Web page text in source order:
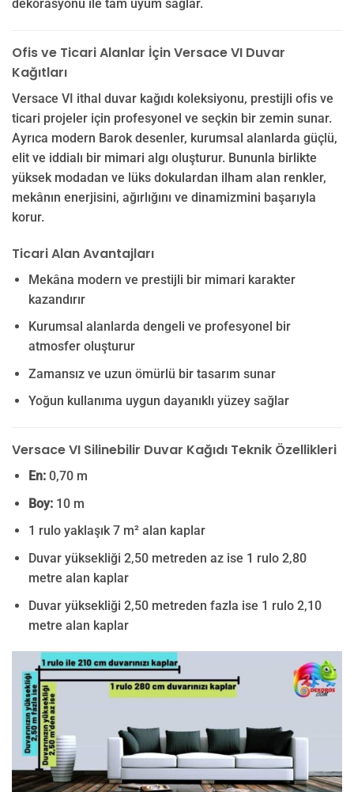
dekorasyonu ile tam uyum sağlar.
Ofis ve Ticari Alanlar İçin Versace VI Duvar
Kağıtları
Versace VI ithal duvar kağıdı koleksiyonu, prestijli ofis ve
ticari projeler için profesyonel ve seçkin bir zemin sunar.
Ayrıca modern Barok desenler, kurumsal alanlarda güçlü,
elit ve iddialı bir mimari algı oluşturur. Bununla birlikte
yüksek modadan ve lüks dokulardan ilham alan renkler,
mekânın enerjisini, ağırlığını ve dinamizmini başarıyla
korur.
Ticari Alan Avantajları
Mekâna modern ve prestijli bir mimari karakter
kazandırır
Kurumsal alanlarda dengeli ve profesyonel bir
atmosfer oluşturur
Zamansız ve uzun ömürlü bir tasarım sunar
Yoğun kullanıma uygun dayanıklı yüzey sağlar
Versace VI Silinebilir Duvar Kağıdı Teknik Özellikleri
En:0,70 m
Boy:10 m
1 rulo yaklaşık 7 m² alan kaplar
Duvar yüksekliği 2,50 metreden az ise 1 rulo 2,80
metre alan kaplar
Duvar yüksekliği 2,50 metreden fazla ise 1 rulo 2,10
metre alan kaplar